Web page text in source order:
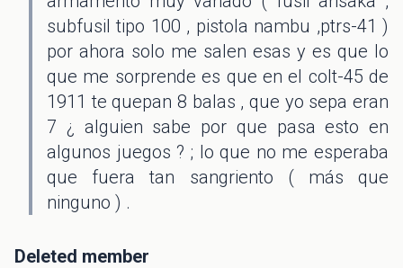
subfusil tipo 100 , pistola nambu ,ptrs-41 )
por ahora solo me salen esas y es que lo
que me sorprende es que en el colt-45 de
1911 te quepan 8 balas , que yo sepa eran
7 ¿ alguien sabe por que pasa esto en
algunos juegos ? ; lo que no me esperaba
que fuera tan sangriento ( más que
ninguno ) .
Deleted member